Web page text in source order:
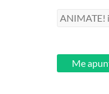
ANIMATE!
email.
Me